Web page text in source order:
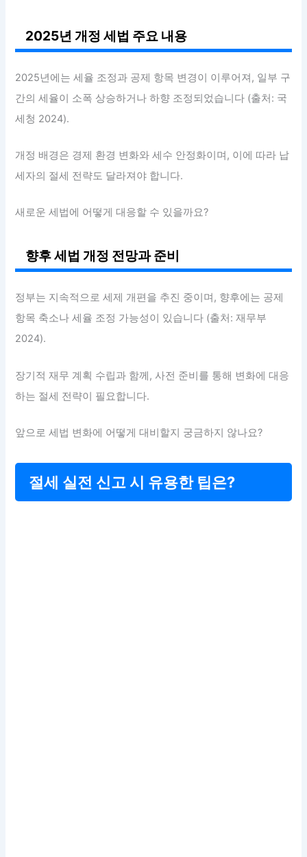
2025년 개정 세법 주요 내용
2025년에는 세율 조정과 공제 항목 변경이 이루어져, 일부 구
간의 세율이 소폭 상승하거나 하향 조정되었습니다 (출처: 국
세청 2024).
개정 배경은 경제 환경 변화와 세수 안정화이며, 이에 따라 납
세자의 절세 전략도 달라져야 합니다.
새로운 세법에 어떻게 대응할 수 있을까요?
향후 세법 개정 전망과 준비
정부는 지속적으로 세제 개편을 추진 중이며, 향후에는 공제
항목 축소나 세율 조정 가능성이 있습니다 (출처: 재무부
2024).
장기적 재무 계획 수립과 함께, 사전 준비를 통해 변화에 대응
하는 절세 전략이 필요합니다.
앞으로 세법 변화에 어떻게 대비할지 궁금하지 않나요?
절세 실전 신고 시 유용한 팁은?